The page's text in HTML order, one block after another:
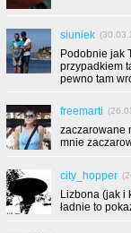
siuniek
Podobnie jak
przypadkiem
pewno tam
freemarti
zaczarowane
mnie
city_hopper
Lizbona (jak i
ładnie to